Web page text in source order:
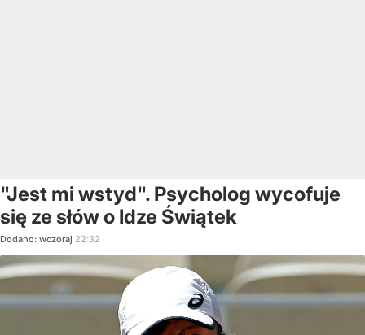
"Jest mi wstyd". Psycholog wycofuje
się ze słów o Idze Świątek
Dodano: wczoraj 22:32